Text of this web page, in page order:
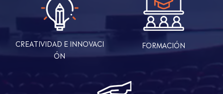
CREATIVIDAD E INNOVACI
ÓN
FORMACIÓN